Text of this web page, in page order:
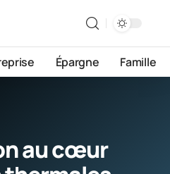
Épargne Famille
au cœur